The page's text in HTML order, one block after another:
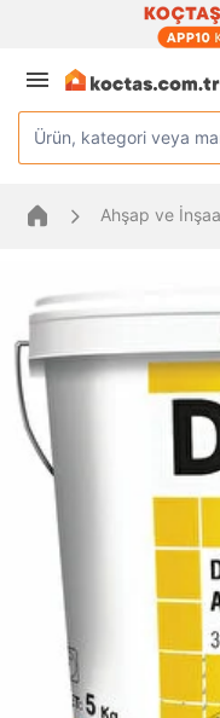
Ürün, kategori veya
Ahşap ve